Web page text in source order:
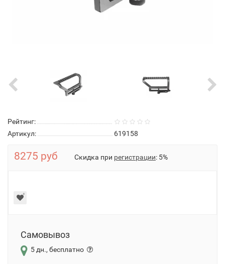
Рейтинг:
Артикул:
619158
8275 руб Скидка при регистрации: 5%
Самовывоз
5 дн., бесплатно